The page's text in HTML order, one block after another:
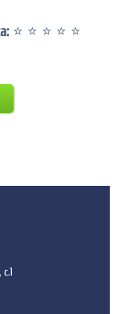
⭐ ⭐ ⭐ ⭐ ⭐